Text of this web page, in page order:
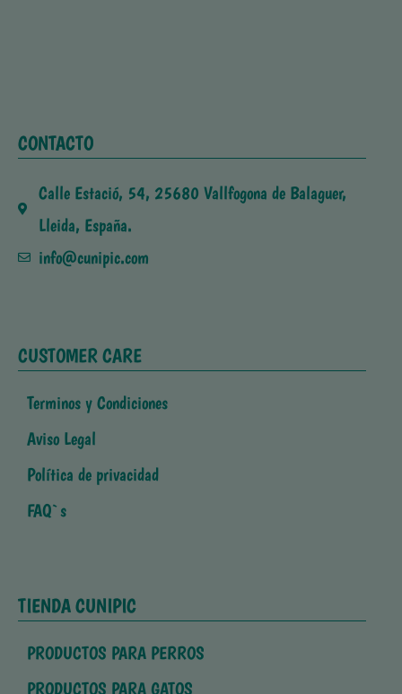
CONTACTO
Calle Estació, 54, 25680 Vallfogona de Balaguer,
Lleida, España.
info@cunipic.com
CUSTOMER CARE
Terminos y Condiciones
Aviso Legal
Política de privacidad
FAQ`s
TIENDA CUNIPIC
PRODUCTOS PARA PERROS
PRODUCTOS PARA GATOS